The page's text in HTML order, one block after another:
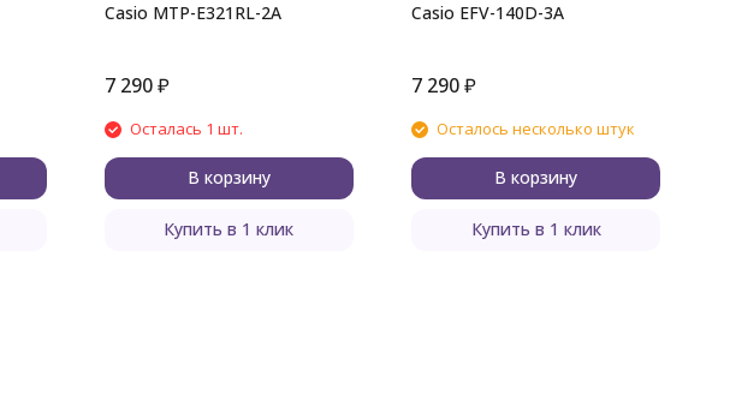
Casio MTP-E321RL-2A
7 290₽
Осталась 1 шт.
В корзину
Купить в 1 клик
Casio EFV-140D-3A
7 290₽
Осталось несколько штук
В корзину
Купить в 1 клик